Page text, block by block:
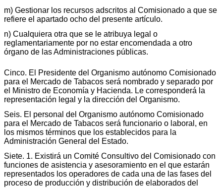
m) Gestionar los recursos adscritos al Comisionado a que se
refiere el apartado ocho del presente artículo.
n) Cualquiera otra que se le atribuya legal o
reglamentariamente por no estar encomendada a otro
órgano de las Administraciones públicas.
Cinco. El Presidente del Organismo autónomo Comisionado
para el Mercado de Tabacos será nombrado y separado por
el Ministro de Economía y Hacienda. Le corresponderá la
representación legal y la dirección del Organismo.
Seis. El personal del Organismo autónomo Comisionado
para el Mercado de Tabacos será funcionario o laboral, en
los mismos términos que los establecidos para la
Administración General del Estado.
Siete. 1. Existirá un Comité Consultivo del Comisionado con
funciones de asistencia y asesoramiento en el que estarán
representados los operadores de cada una de las fases del
proceso de producción y distribución de elaborados del